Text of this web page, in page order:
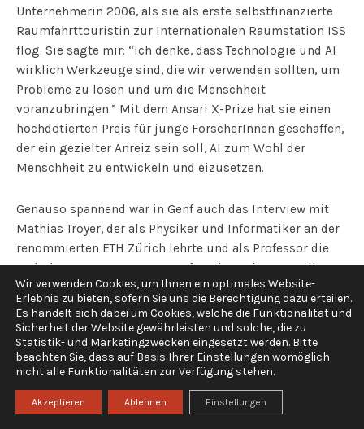
Unternehmerin 2006, als sie als erste selbstfinanzierte
Raumfahrttouristin zur Internationalen Raumstation ISS
flog. Sie sagte mir: “Ich denke, dass Technologie und AI
wirklich Werkzeuge sind, die wir verwenden sollten, um
Probleme zu lösen und um die Menschheit
voranzubringen.” Mit dem Ansari X-Prize hat sie einen
hochdotierten Preis für junge ForscherInnen geschaffen,
der ein gezielter Anreiz sein soll, AI zum Wohl der
Menschheit zu entwickeln und eizusetzen.
Genauso spannend war in Genf auch das Interview mit
Mathias Troyer, der als Physiker und Informatiker an der
renommierten ETH Zürich lehrte und als Professor die
Welt der Quantencomputer erforscht und vorantreibt.
Mittlerweile arbeitet er aber in den USA für Microsoft an
Supercomputern. Microsoft hat ja bekanntlich bisher 12
Mrd. (!) US$ in OpenAI investiert, also in die Organisation,
die u.a. Chat-GPT und Dall-E anbietet und die daher einen
gigantischen Bedarf an Computerleistung hat. Dies wird
werden, sobald mehr und mehr Menschen KI und die
Wir verwenden Cookies, um Ihnen ein optimales Website-
Erlebnis zu bieten, sofern Sie uns die Berechtigung dazu erteilen.
Es handelt sich dabei um Cookies, welche die Funktionalität und
Sicherheit der Website gewährleisten und solche, die zu
Statistik- und Marketingzwecken eingesetzt werden. Bitte
beachten Sie, dass auf Basis Ihrer Einstellungen womöglich
nicht alle Funktionalitäten zur Verfügung stehen.
Akzeptieren Ablehnen Einstellungen